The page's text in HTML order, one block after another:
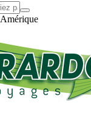
Amérique